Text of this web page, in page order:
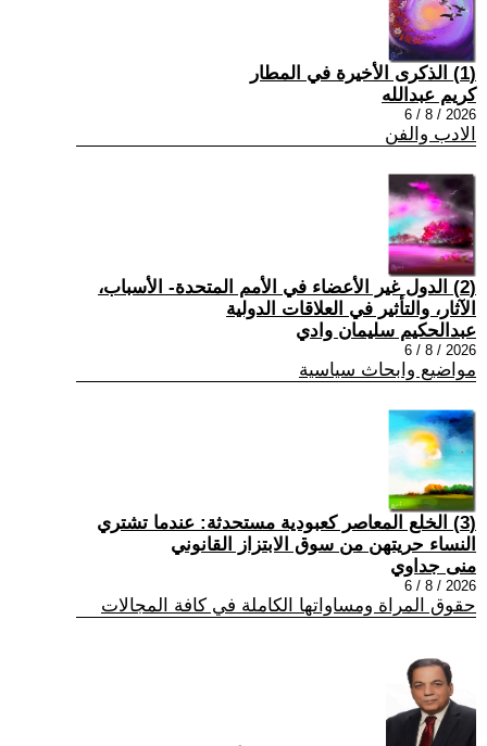
(1) الذكرى الأخيرة في المطار
كريم عبدالله
2026 / 8 / 6
الادب والفن
(2) الدول غير الأعضاء في الأمم المتحدة- الأسباب،
الآثار، والتأثير في العلاقات الدولية
عبدالحكيم سليمان وادي
2026 / 8 / 6
مواضيع وابحاث سياسية
(3) الخلع المعاصر كعبودية مستحدثة: عندما تشتري
النساء حريتهن من سوق الابتزاز القانوني
منى جداوي
2026 / 8 / 6
حقوق المراة ومساواتها الكاملة في كافة المجالات